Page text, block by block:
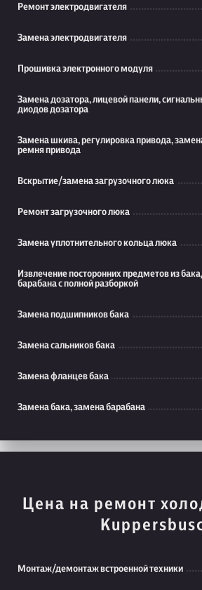
Ремонт электродвигателя
Замена электродвигателя
Прошивка электронного модуля
Замена дозатора, лицевой панели,
диодов дозатора
Замена шкива, регулировка привода,
ремня привода
Вскрытие/замена загрузочного люка
Ремонт загрузочного люка
Замена уплотнительного кольца люка
Извлечение посторонних предметов из
барабана с полной разборкой
Замена подшипников бака
Замена сальников бака
Замена фланцев бака
Замена бака, замена барабана
Цена на ремонт
Монтаж/демонтаж встроенной техники